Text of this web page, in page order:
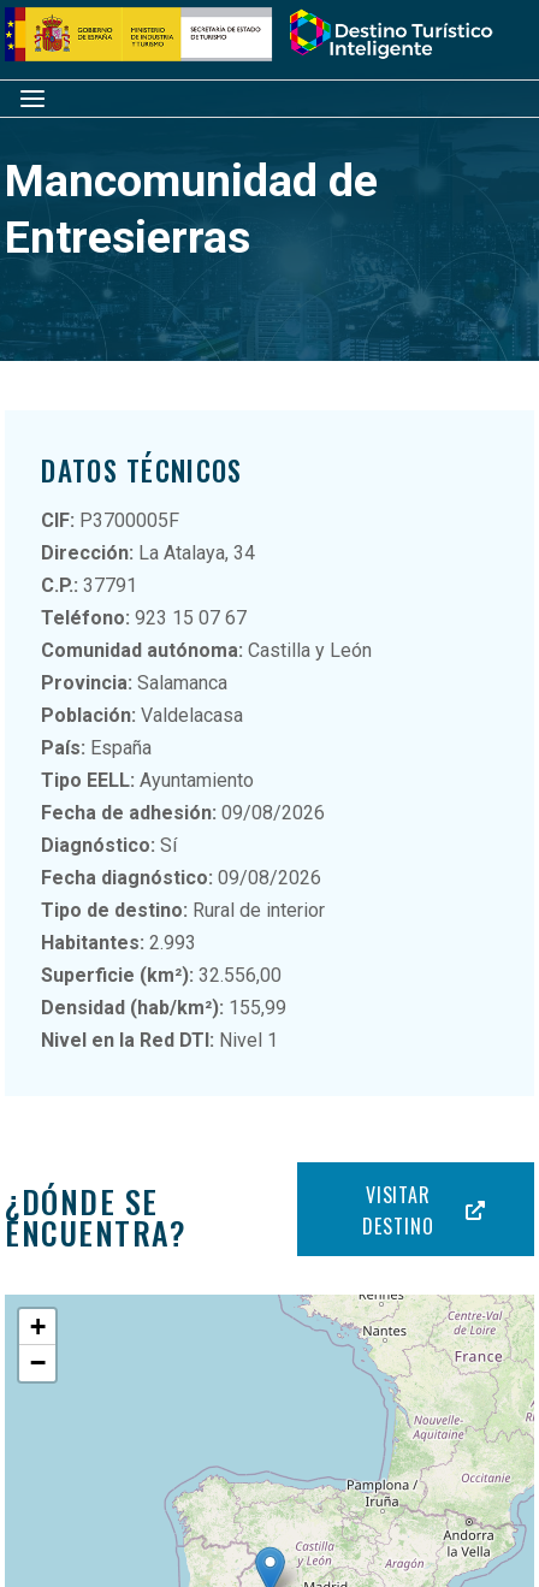
Saltar
al
contenido
Inicio
Menú
Mancomunidad de
Entresierras
DATOS TÉCNICOS
CIF: P3700005F
Dirección: La Atalaya, 34
C.P.: 37791
Teléfono: 923 15 07 67
Comunidad autónoma: Castilla y León
Provincia: Salamanca
Población: Valdelacasa
País: España
Tipo EELL: Ayuntamiento
Fecha de adhesión: 09/08/2026
Diagnóstico: Sí
Fecha diagnóstico: 09/08/2026
Tipo de destino: Rural de interior
Habitantes: 2.993
Superficie (km²): 32.556,00
Densidad (hab/km²): 155,99
Nivel en la Red DTI: Nivel 1
¿DÓNDE SE
ENCUENTRA?
VISITAR
DESTINO
+
−